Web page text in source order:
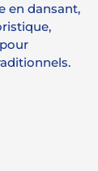
en dansant,